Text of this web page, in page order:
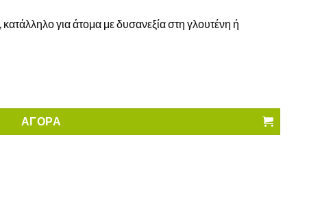
για άτομα με δυσανεξία στη γλουτένη ή
ΑΓΟΡΑ